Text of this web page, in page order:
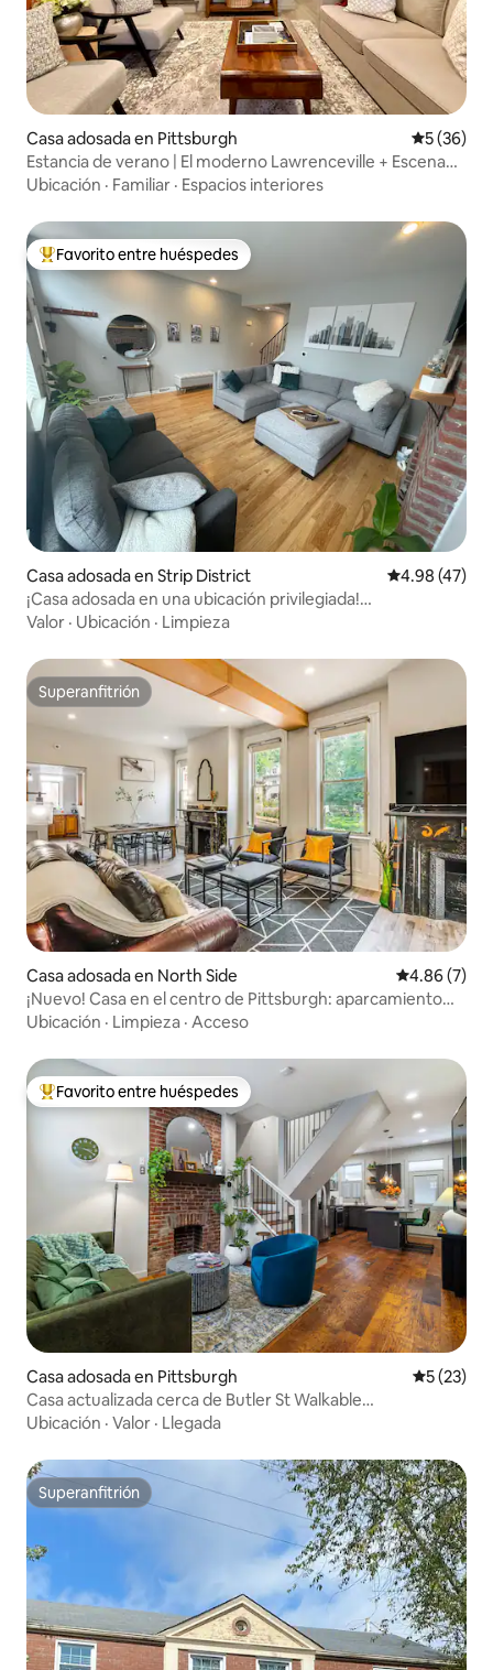
Casa adosada en Pittsburgh
5 (36)
Estancia de verano | El moderno Lawrenceville + Escena
gastronómica
Ubicación · Familiar · Espacios interiores
De los mejores en Favorito entre huéspedes
Favorito entre huéspedes
Casa adosada en Strip District Calificación
4.98 (47)
¡Casa adosada en una ubicación privilegiada!
¡Aparcamiento gratuito!
Valor · Ubicación · Limpieza
Superanfitrión
Superanfitrión
Casa adosada en North Side Calificación
4.86 (7)
¡Nuevo! Casa en el centro de Pittsburgh: aparcamiento
gratuito y gimnasio.
Ubicación · Limpieza · Acceso
De los mejores en Favorito entre huéspedes
Favorito entre huéspedes
Casa adosada en Pittsburgh
5 (23)
Casa actualizada cerca de Butler St Walkable
Lawrenceville
Ubicación · Valor · Llegada
Superanfitrión
Superanfitrión